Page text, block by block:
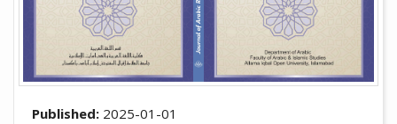
Published: 2025-01-01